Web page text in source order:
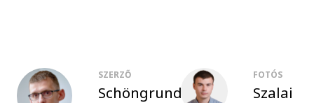
SZERZŐ
Schöngrundtner
FOTÓS
Szalai